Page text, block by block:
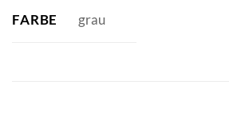
FARBE grau